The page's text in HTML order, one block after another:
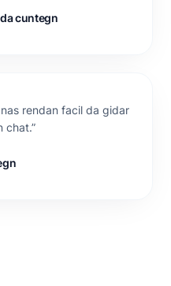
cuntegn
rendan facil da gidar
chat.”